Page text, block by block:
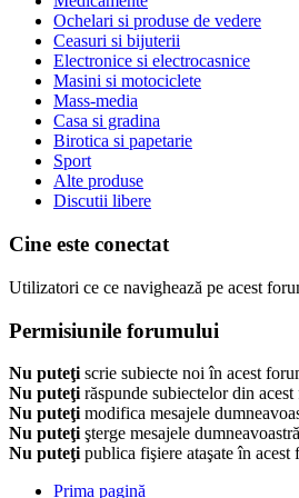
Ochelari si produse de vedere
Ceasuri si bijuterii
Electronice si electrocasnice
Masini si motociclete
Mass-media
Casa si gradina
Birotica si papetarie
Sport
Alte produse
Discutii libere
Cine este conectat
Utilizatori ce ce navighează pe acest
Permisiunile forumului
Nu puteţi scrie subiecte noi în acest
Nu puteţi răspunde subiectelor din
Nu puteţi modifica mesajele
Nu puteţi şterge mesajele
Nu puteţi publica fişiere ataşate în acest
Prima pagină